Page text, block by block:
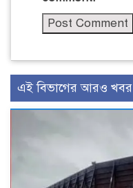
এই বিভাগের আরও খবর